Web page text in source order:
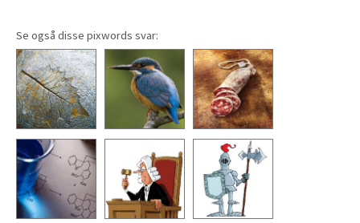
Se også disse pixwords svar: